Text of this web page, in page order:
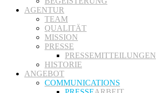
AGENTUR
TEAM
QUALITÄT
MISSION
PRESSE
PRESSEMITTEILUNGEN
HISTORIE
ANGEBOT
COMMUNICATIONS